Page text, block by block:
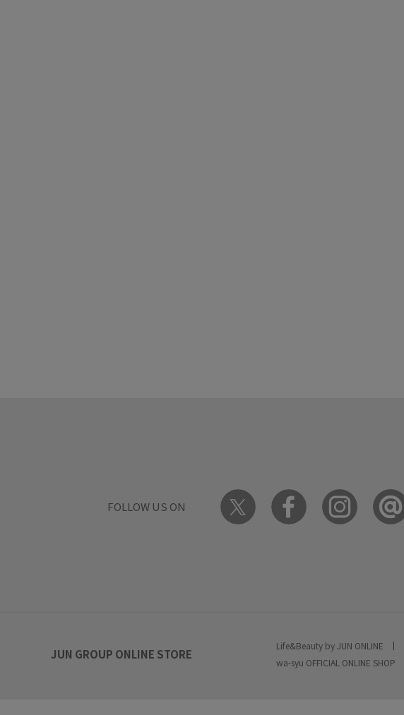
FOLLOW US ON
JUN GROUP ONLINE STORE
Life&Beauty by JUN ONLINE
wa-syu OFFICIAL ONLINE SHOP